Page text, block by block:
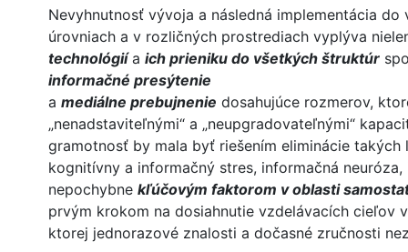
Nevyhnutnosť vývoja a následná implementácia
úrovniach a v rozličných prostrediach vyplýva
technológiía ich prieniku do všetkých štruktúr
informačné presýtenie
a mediálne prebujnenie dosahujúce rozmerov,
„nenadstaviteľnými“ a „neupgradovateľnými“
gramotnosť by mala byť riešením eliminácie
kognitívny a informačný stres, informačná
nepochybne kľúčovým faktorom v oblasti
prvým krokom na dosiahnutie vzdelávacích cieľov
ktorej jednorazové znalosti a dočasné zručnosti